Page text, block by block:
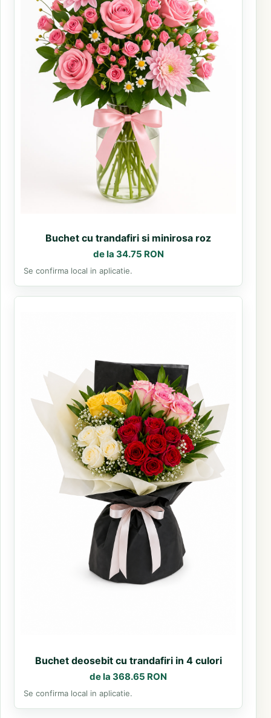
Buchet cu trandafiri si minirosa roz
de la 34.75 RON
Se confirma local in aplicatie.
Buchet deosebit cu trandafiri in 4 culori
de la 368.65 RON
Se confirma local in aplicatie.